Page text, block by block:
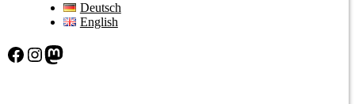
Deutsch
English
Facebook Instagram Mastodon